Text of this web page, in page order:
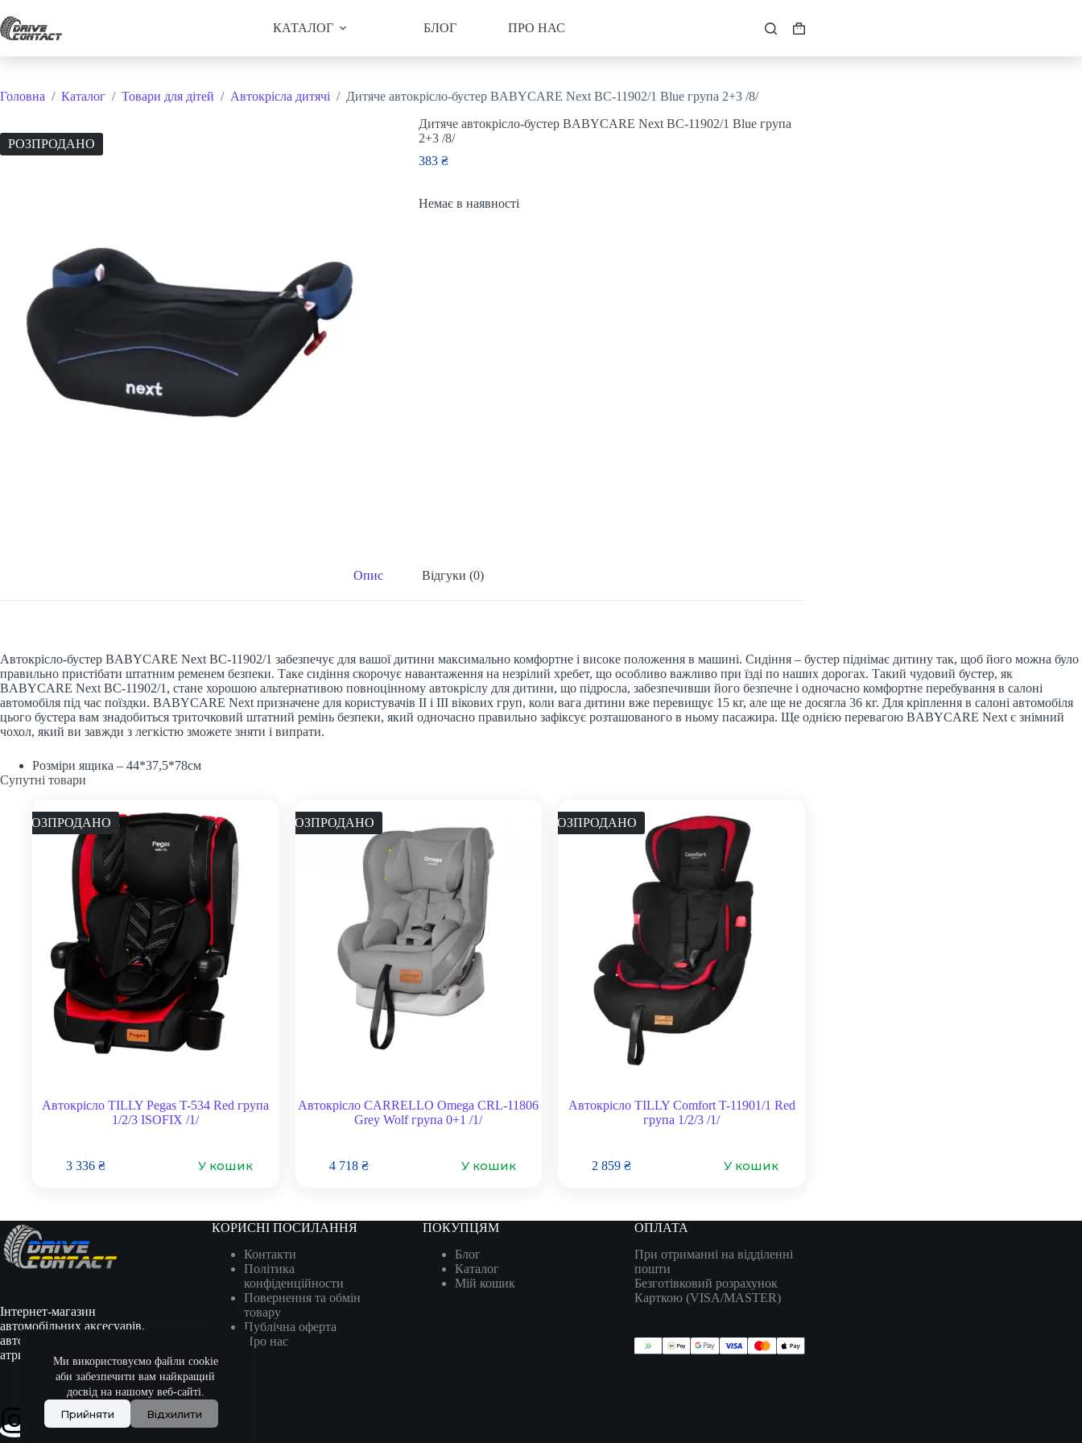
до
вмісту
Ми використовуємо файли cookie
аби забезпечити вам найкращий
досвід на нашому веб-сайті.
Прийняти Відхилити
КАТАЛОГ БЛОГ ПРО НАС Кошик
Головна / Каталог / Товари для дітей / Автокрісла дитячі / Дитяче автокрісло-бустер BABYCARE Next BC-11902/1 Blue група 2+3 /8/
РОЗПРОДАНО
Дитяче автокрісло-бустер BABYCARE Next BC-11902/1 Blue група
2+3 /8/
383 ₴
Немає в наявності
Опис Відгуки (0)
Автокрісло-бустер BABYCARE Next BC-11902/1 забезпечує для вашої дитини максимально комфортне і високе положення в машині. Сидіння – бустер піднімає дитину так, щоб його можна було
правильно пристібати штатним ременем безпеки. Таке сидіння скорочує навантаження на незрілий хребет, що особливо важливо при їзді по наших дорогах. Такий чудовий бустер, як
BABYCARE Next BC-11902/1, стане хорошою альтернативою повноцінному автокріслу для дитини, що підросла, забезпечивши його безпечне і одночасно комфортне перебування в салоні
автомобіля під час поїздки. BABYCARE Next призначене для користувачів ІІ і ІІІ вікових груп, коли вага дитини вже перевищує 15 кг, але ще не досягла 36 кг. Для кріплення в салоні автомобіля
цього бустера вам знадобиться триточковий штатний ремінь безпеки, який одночасно правильно зафіксує розташованого в ньому пасажира. Ще однією перевагою BABYCARE Next є знімний
чохол, який ви завжди з легкістю зможете зняти і випрати.
Розміри ящика – 44*37,5*78см
Супутні товари
РОЗПРОДАНО
Автокрісло TILLY Pegas T-534 Red група
1/2/3 ISOFIX /1/
3 336₴ У кошик
РОЗПРОДАНО
Автокрісло CARRELLO Omega CRL-11806
Grey Wolf група 0+1 /1/
4 718 ₴ У кошик
РОЗПРОДАНО
Автокрісло TILLY Comfort T-11901/1 Red
група 1/2/3 /1/
2 859₴ У кошик
Інтернет-магазин
автомобільних аксесуарів,
автотоварів, гоночної
атрибутики та сувенірів.
КОРИСНІ ПОСИЛАННЯ
Контакти
Політика
конфіденційности
Повернення та обмін
товару
Публічна оферта
Про нас
ПОКУПЦЯМ
Блог
Каталог
Мій кошик
ОПЛАТА
При отриманні на відділенні
пошти
Безготівковий розрахунок
Карткою (VISA/MASTER)